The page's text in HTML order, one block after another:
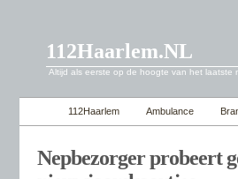
112Haarlem.NL
Altijd als eerste op de hoogte van het laatste
112Haarlem Ambulance
Nepbezorger probeert